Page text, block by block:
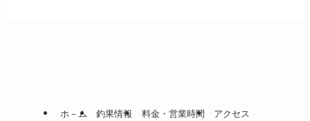
ホ－ム 釣果情報 料金・営業時間 アクセス